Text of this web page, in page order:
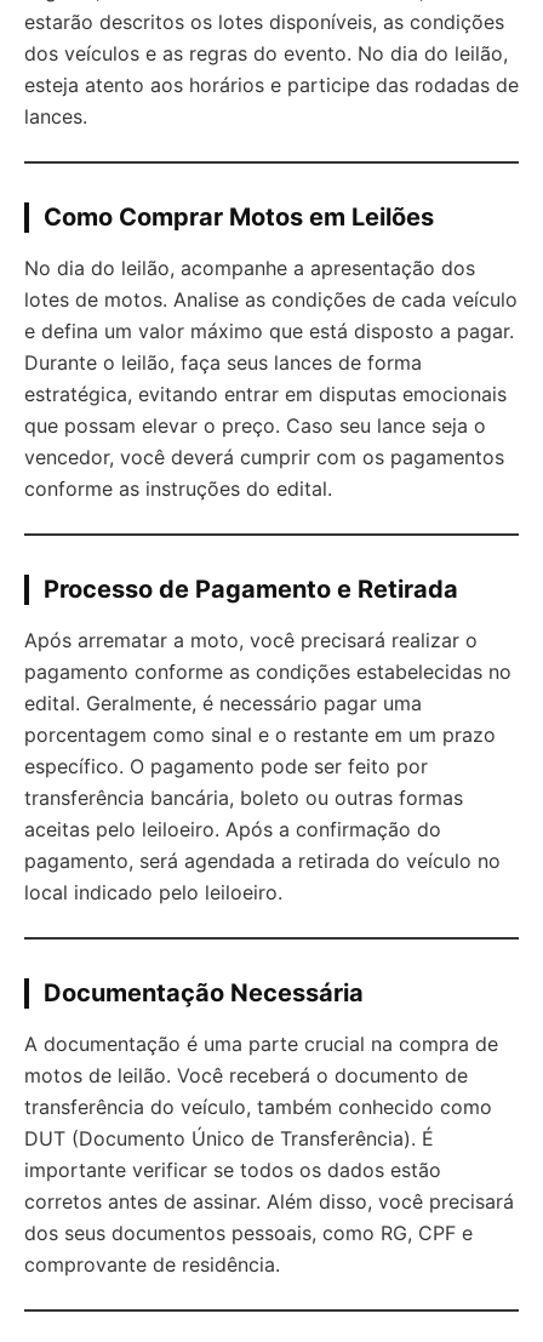
estarão descritos os lotes disponíveis, as condições
dos veículos e as regras do evento. No dia do leilão,
esteja atento aos horários e participe das rodadas de
lances.
Como Comprar Motos em Leilões
No dia do leilão, acompanhe a apresentação dos
lotes de motos. Analise as condições de cada veículo
e defina um valor máximo que está disposto a pagar.
Durante o leilão, faça seus lances de forma
estratégica, evitando entrar em disputas emocionais
que possam elevar o preço. Caso seu lance seja o
vencedor, você deverá cumprir com os pagamentos
conforme as instruções do edital.
Processo de Pagamento e Retirada
Após arrematar a moto, você precisará realizar o
pagamento conforme as condições estabelecidas no
edital. Geralmente, é necessário pagar uma
porcentagem como sinal e o restante em um prazo
específico. O pagamento pode ser feito por
transferência bancária, boleto ou outras formas
aceitas pelo leiloeiro. Após a confirmação do
pagamento, será agendada a retirada do veículo no
local indicado pelo leiloeiro.
Documentação Necessária
A documentação é uma parte crucial na compra de
motos de leilão. Você receberá o documento de
transferência do veículo, também conhecido como
DUT (Documento Único de Transferência). É
importante verificar se todos os dados estão
corretos antes de assinar. Além disso, você precisará
dos seus documentos pessoais, como RG, CPF e
comprovante de residência.